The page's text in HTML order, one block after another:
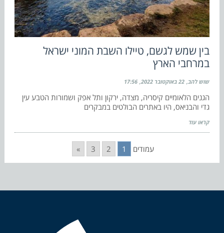
בין שמש לגשם, טיילו השבת המוני ישראל
במרחבי הארץ
שוש להב 22 באוקטובר 2022 17:56
הגנים הלאומיים קיסריה, מצדה, ירקון ותל אפק ושמורות הטבע עין
גדי והבניאס, היו באתרים הבולטים במבקרים
קראו עוד
עמודים 1
2
3
»